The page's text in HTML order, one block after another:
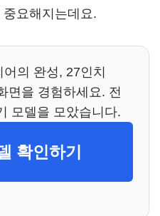
요해지는데요.
의 완성, 27인치
면을 경험하세요. 전
모델을 모았습니다.
확인하기